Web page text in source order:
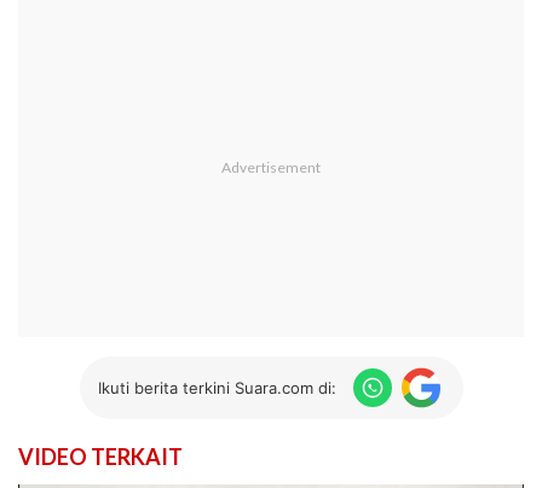
Ikuti berita terkini Suara.com di:
VIDEO TERKAIT